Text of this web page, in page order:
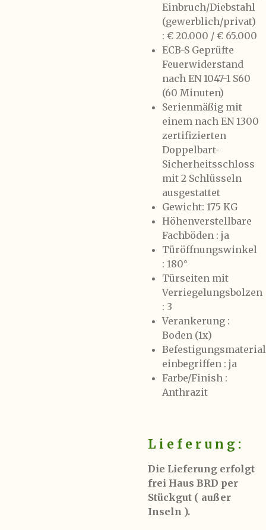
Einbruch/Diebstahl
(gewerblich/privat)
: € 20.000 / € 65.000
ECB-S Geprüfte
Feuerwiderstand
nach EN 1047-1 S60
(60 Minuten)
Serienmäßig mit
einem nach EN 1300
zertifizierten
Doppelbart-
Sicherheitsschloss
mit 2 Schlüsseln​
ausgestattet
Gewicht: 175 KG
Höhenverstellbare
Fachböden : ja
Türöffnungswinkel
: 180°
Türseiten mit
Verriegelungsbolzen
: 3
Verankerung :
Boden (1x)
Befestigungsmaterial
einbegriffen : ja
Farbe/Finish :
Anthrazit
L i e f e r u n g :
Die Lieferung erfolgt
frei Haus BRD per
Stückgut ( außer
Inseln ).